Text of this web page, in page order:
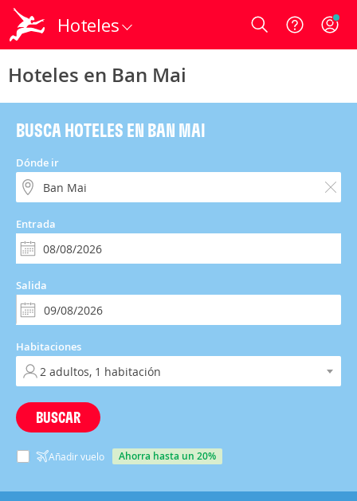
Hoteles Login
Hoteles en Ban Mai
BUSCA HOTELES EN BAN MAI
Dónde ir
Entrada
Salida
Habitaciones
BUSCAR
Añadir vuelo ahorra hasta un 20%